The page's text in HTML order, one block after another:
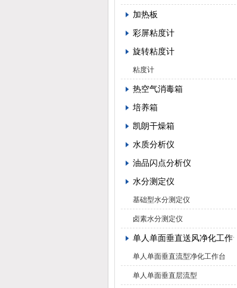
加热板
彩屏粘度计
旋转粘度计
粘度计
热空气消毒箱
培养箱
凯朗干燥箱
水质分析仪
油品闪点分析仪
水分测定仪
基础型水分测定仪
卤素水分测定仪
单人单面垂直送风净化工作台
单人单面垂直流型净化工作台
单人单面垂直层流型